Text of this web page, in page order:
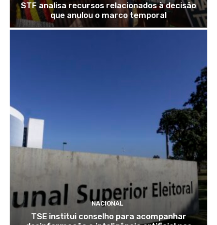
STF analisa recursos relacionados à decisão
que anulou o marco temporal
NACIONAL
TSE institui conselho para acompanhar